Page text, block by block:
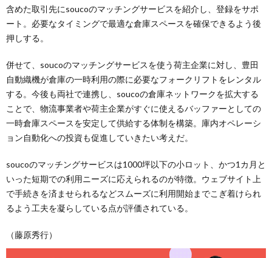
含めた取引先にsoucoのマッチングサービスを紹介し、登録をサポ
ート。必要なタイミングで最適な倉庫スペースを確保できるよう後
押しする。
併せて、soucoのマッチングサービスを使う荷主企業に対し、豊田
自動織機が倉庫の一時利用の際に必要なフォークリフトをレンタル
する。今後も両社で連携し、soucoの倉庫ネットワークを拡大する
ことで、物流事業者や荷主企業がすぐに使えるバッファーとしての
一時倉庫スペースを安定して供給する体制を構築。庫内オペレーシ
ョン自動化への投資も促進していきたい考えだ。
soucoのマッチングサービスは1000坪以下の小ロット、かつ1カ月と
いった短期での利用ニーズに応えられるのが特徴。ウェブサイト上
で手続きを済ませられるなどスムーズに利用開始までこぎ着けられ
るよう工夫を凝らしている点が評価されている。
（藤原秀行）